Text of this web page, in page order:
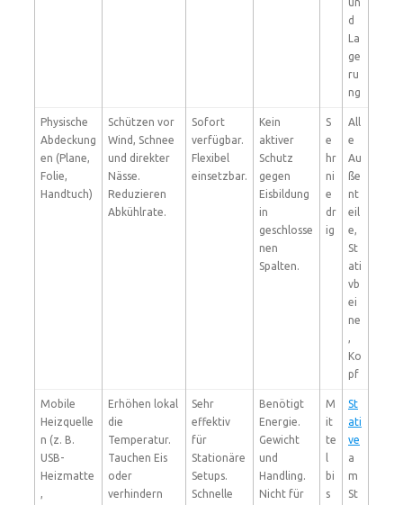
d
La
ge
ru
ng
Physische
Abdeckung
en (Plane,
Folie,
Handtuch)
Schützen vor
Wind, Schnee
und direkter
Nässe.
Reduzieren
Abkühlrate.
Sofort
verfügbar.
Flexibel
einsetzbar.
Kein
aktiver
Schutz
gegen
Eisbildung
in
geschlosse
nen
Spalten.
S
e
hr
ni
e
dr
ig
All
e
Au
ße
nt
eil
e,
St
ati
vb
ei
ne
,
Ko
pf
Mobile
Heizquelle
n (z. B.
USB-
Heizmatte
,
Erhöhen lokal
die
Temperatur.
Tauchen Eis
oder
verhindern
Sehr
effektiv
für
Stationäre
Setups.
Schnelle
Benötigt
Energie.
Gewicht
und
Handling.
Nicht für
M
it
te
l
bi
s
St
ati
ve
a
m
St